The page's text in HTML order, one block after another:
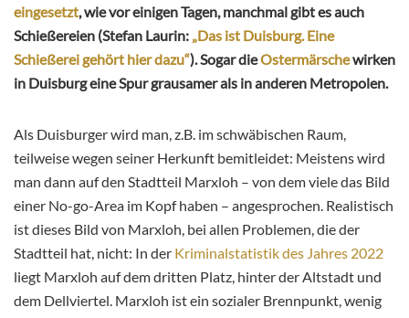
eingesetzt, wie vor einigen Tagen, manchmal gibt es auch
Schießereien (Stefan Laurin: „Das ist Duisburg. Eine
Schießerei gehört hier dazu“). Sogar dieOstermärschewirken
in Duisburg eine Spur grausamer als in anderen Metropolen.
Als Duisburger wird man, z.B. im schwäbischen Raum,
teilweise wegen seiner Herkunft bemitleidet: Meistens wird
man dann auf den Stadtteil Marxloh – von dem viele das Bild
einer No-go-Area im Kopf haben – angesprochen. Realistisch
ist dieses Bild von Marxloh, bei allen Problemen, die der
Stadtteil hat, nicht: In der Kriminalstatistik des Jahres 2022
liegt Marxloh auf dem dritten Platz, hinter der Altstadt und
dem Dellviertel. Marxloh ist ein sozialer Brennpunkt, wenig